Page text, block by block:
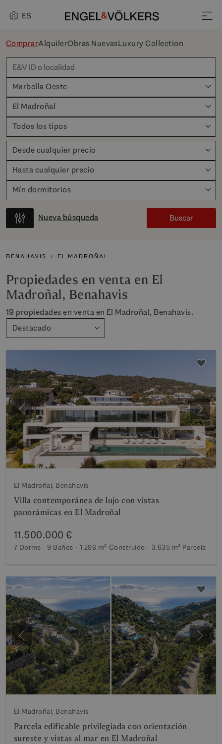
ES
ComprarAlquilerObras NuevasLuxury Collection
Marbella Oeste
El Madroñal
Todos los tipos
Desde cualquier precio
Hasta cualquier precio
Mín dormitorios
Nueva búsqueda Buscar
BENAHAVIS EL MADROÑAL
Propiedades en venta en El
Madroñal, Benahavis
19 propiedades en venta en El Madroñal, Benahavis.
Destacado
Anterior
El Madroñal, Benahavis
Villa contemporánea de lujo con vistas
panorámicas en El Madroñal
11.500.000 €
7 Dorms 9 Baños 1.296 m² Construido 3.635 m² Parcela
Anterior
El Madroñal, Benahavis
Parcela edificable privilegiada con orientación
sureste y vistas al mar en El Madroñal